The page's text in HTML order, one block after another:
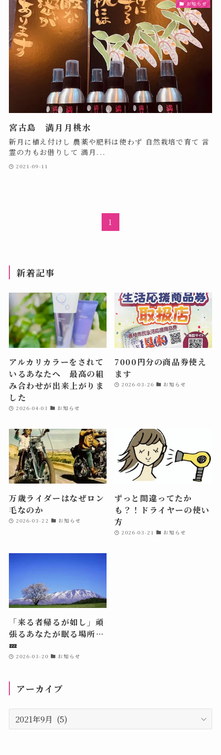
お知らせ
宮古島 満月月桃水
新月に植え付けし 農薬や肥料は使わず 自然栽培で育て 言
霊の力もお借りして 満月...
2021-09-11
1
新着記事
アルカリカラーをされて
いるあなたへ 最高の組
み合わせが出来上がりま
した
2026-04-03 お知らせ
7000円分の商品券使え
ます
2026-03-26 お知らせ
万歳ライダーはなぜロン
毛なのか
2026-03-22 お知らせ
ずっと間違ってたか
も？！ドライヤーの使い
方
2026-03-21 お知らせ
「来る者帰るが如し」頑
張るあなたが眠る場所…
💤
2026-03-20 お知らせ
アーカイブ
ア
ー